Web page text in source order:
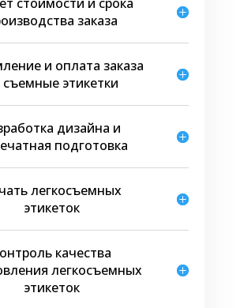
информационную функцию –
нужную информацию
например, что его можно
по акции или поучаствовать в
расширяют рекламные
как и этикетки для фиксации,
по форме – от простых
(прямоугольник, круг, овал),
фигурных. Имеют яркий,
внимание дизайн с
заказа
и оплата заказа
съемные этикетки
дизайна и
подготовка
легкосъемных
этикеток
качества
легкосъемных
этикеток